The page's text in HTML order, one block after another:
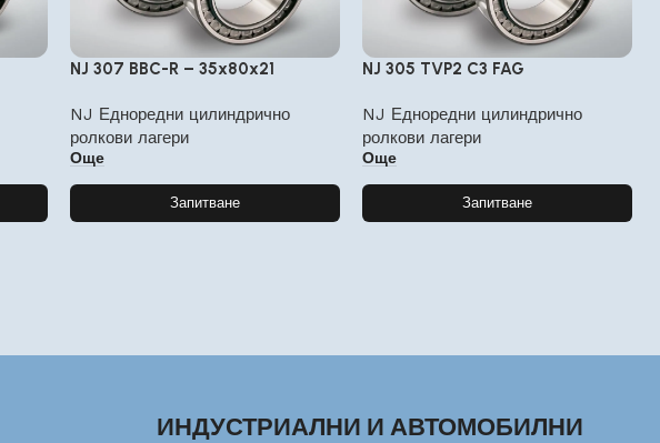
NJ 307 BBC-R – 35x80x21
NJ Едноредни цилиндрично
ролкови лагери
Още
Запитване
NJ 305 TVP2 C3 FAG
NJ Едноредни цилиндрично
ролкови лагери
Още
Запитване
ИНДУСТРИАЛНИ И АВТОМОБИЛНИ